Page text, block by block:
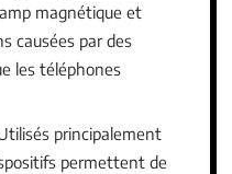
magnétique et
causées par des
les téléphones
principalement
permettent de